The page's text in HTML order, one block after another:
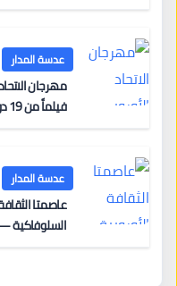
عدسة المدار
فيلماً من 19 دولة أوروبية بالدخول المجاني
عدسة المدار
السلوفاكية